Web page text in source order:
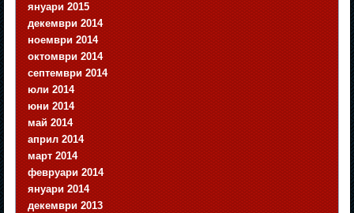
януари 2015
декември 2014
ноември 2014
октомври 2014
септември 2014
юли 2014
юни 2014
май 2014
април 2014
март 2014
февруари 2014
януари 2014
декември 2013